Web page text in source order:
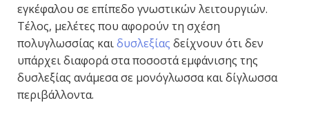
εγκέφαλου σε επίπεδο γνωστικών λειτουργιών.
Τέλος, μελέτες που αφορούν τη σχέση
πολυγλωσσίας καιδυσλεξίας δείχνουν ότι δεν
υπάρχει διαφορά στα ποσοστά εμφάνισης της
δυσλεξίας ανάμεσα σε μονόγλωσσα και δίγλωσσα
περιβάλλοντα.